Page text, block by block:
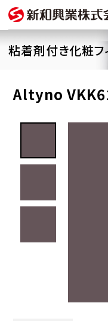
粘着剤付き化粧フ
Altyno